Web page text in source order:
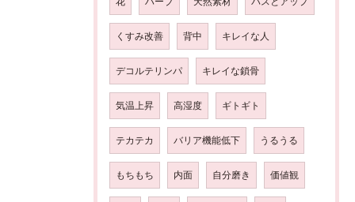
くすみ改善 背中 キレイな人
デコルテリンパ キレイな鎖骨
気温上昇 高湿度 ギトギト
テカテカ バリア機能低下 うるうる
もちもち 内面 自分磨き 価値観